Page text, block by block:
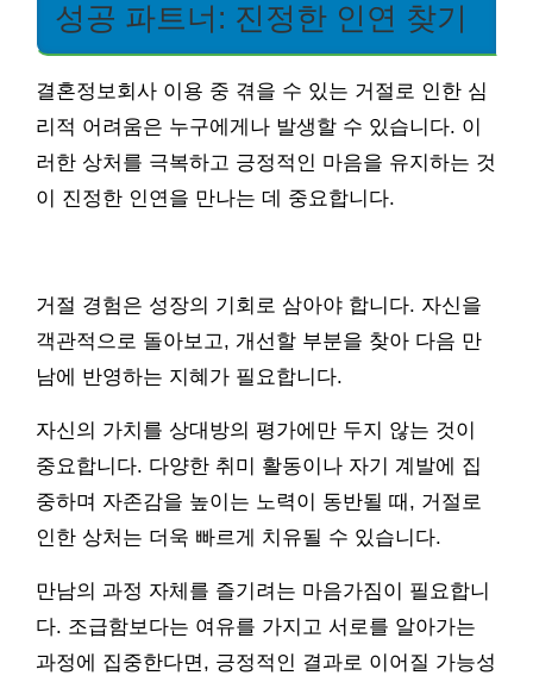
성공 파트너: 진정한 인연 찾기
결혼정보회사 이용 중 겪을 수 있는 거절로 인한 심
리적 어려움은 누구에게나 발생할 수 있습니다. 이
러한 상처를 극복하고 긍정적인 마음을 유지하는 것
이 진정한 인연을 만나는 데 중요합니다.
거절 경험은 성장의 기회로 삼아야 합니다. 자신을
객관적으로 돌아보고, 개선할 부분을 찾아 다음 만
남에 반영하는 지혜가 필요합니다.
자신의 가치를 상대방의 평가에만 두지 않는 것이
중요합니다. 다양한 취미 활동이나 자기 계발에 집
중하며 자존감을 높이는 노력이 동반될 때, 거절로
인한 상처는 더욱 빠르게 치유될 수 있습니다.
만남의 과정 자체를 즐기려는 마음가짐이 필요합니
다. 조급함보다는 여유를 가지고 서로를 알아가는
과정에 집중한다면, 긍정적인 결과로 이어질 가능성